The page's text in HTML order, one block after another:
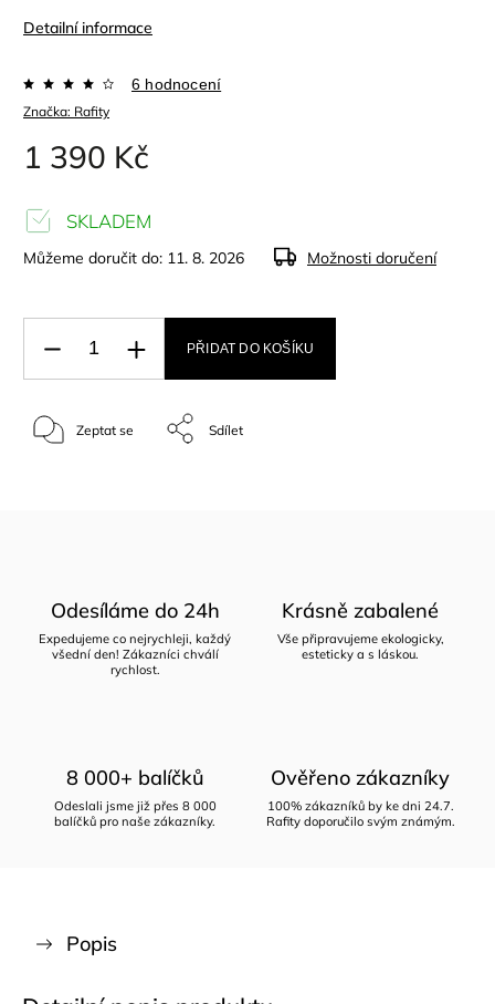
Detailní informace
Značka: Rafity
6 hodnocení
1 390 Kč
SKLADEM
Můžeme doručit do: 11. 8. 2026 Možnosti doručení
PŘIDAT DO KOŠÍKU
Zeptat se Sdílet
Odesíláme do 24h
Expedujeme co nejrychleji, každý
všední den! Zákazníci chválí
rychlost.
Krásně zabalené
Vše připravujeme ekologicky,
esteticky a s láskou.
8 000+ balíčků
Odeslali jsme již přes 8 000
balíčků pro naše zákazníky.
Ověřeno zákazníky
100% zákazníků by ke dni 24.7.
Rafity doporučilo svým známým.
Popis